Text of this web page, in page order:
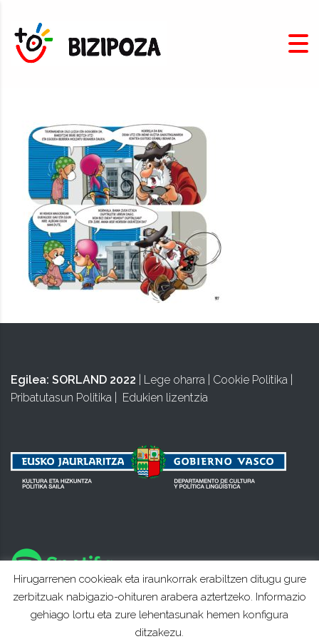
Egilea: SORLAND 2022 Lege oharra Cookie Politika
Pribatutasun Politika
Edukien lizentzia
Hirugarrenen cookieak eta iraunkorrak erabiltzen ditugu gure
zerbitzuak nabigazio-ohituren arabera aztertzeko. Informazio
gehiago lortu eta zure lehentasunak hemen konfigura
ditzakezu.